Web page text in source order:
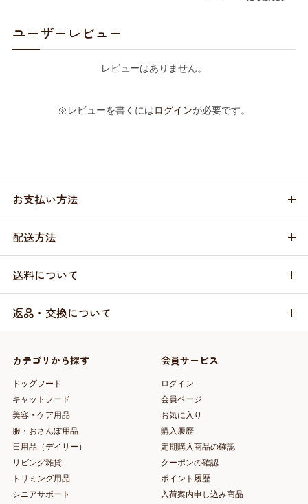
ユーザーレビュー
レビューはありません。
※レビューを書くにはログインが必要です。
お支払い方法
配送方法
送料について
返品・交換について
カテゴリから探す
ドッグフード
キャットフード
美容・ケア用品
服・おさんぽ用品
日用品（デイリー）
リビング雑貨
トリミング用品
シニアサポート
会員サービス
ログイン
会員ページ
お気に入り
購入履歴
定期購入商品の確認
クーポンの確認
ポイント履歴
入荷案内申し込み商品